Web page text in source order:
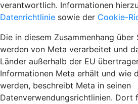
verantwortlich. Informationen
Datenrichtlinie sowie der Cookie-
Die in diesem Zusammenhang über
werden von Meta verarbeitet und
Länder außerhalb der EU
Informationen Meta erhält und wie
werden, beschreibt Meta in seinen
Datenverwendungsrichtlinien. Dort